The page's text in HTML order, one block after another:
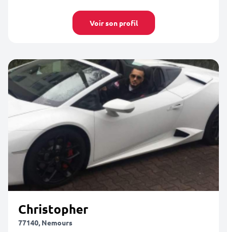
Voir son profil
Christopher
77140, Nemours